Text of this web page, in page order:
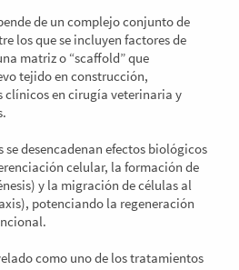
de un complejo conjunto de
los que se incluyen factores de
matriz o “scaffold” que
tejido en construcción,
en cirugía veterinaria y
se desencadenan efectos biológicos
celular, la formación de
y la migración de células al
potenciando la regeneración
como uno de los tratamientos